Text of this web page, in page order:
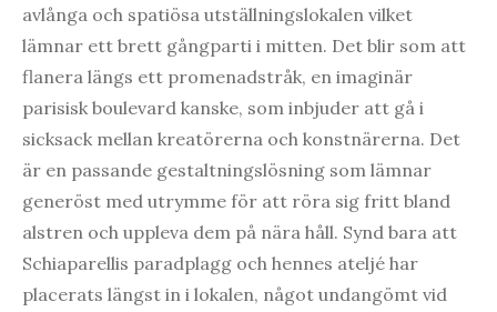
avlånga och spatiösa utställningslokalen vilket
lämnar ett brett gångparti i mitten. Det blir som att
flanera längs ett promenadstråk, en imaginär
parisisk boulevard kanske, som inbjuder att gå i
sicksack mellan kreatörerna och konstnärerna. Det
är en passande gestaltningslösning som lämnar
generöst med utrymme för att röra sig fritt bland
alstren och uppleva dem på nära håll. Synd bara att
Schiaparellis paradplagg och hennes ateljé har
placerats längst in i lokalen, något undangömt vid